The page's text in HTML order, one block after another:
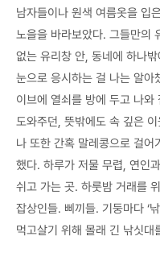
남자들이나 원색 여름옷을 입
노을을 바라보았다. 그들만의
없는 유리창 안, 동네에 하나
눈으로 응시하는 걸 나는 알아
이브에 열쇠를 방에 두고 나
도와주던, 뜻밖에도 속 깊은
나 또한 간혹 말레콩으로 걸
했다. 하루가 저물 무렵, 연인
쉬고 가는 곳. 하룻밤 거래를
잡상인들. 삐끼들. 기둥마다 ‘
먹고살기 위해 몰래 긴 낚싯대